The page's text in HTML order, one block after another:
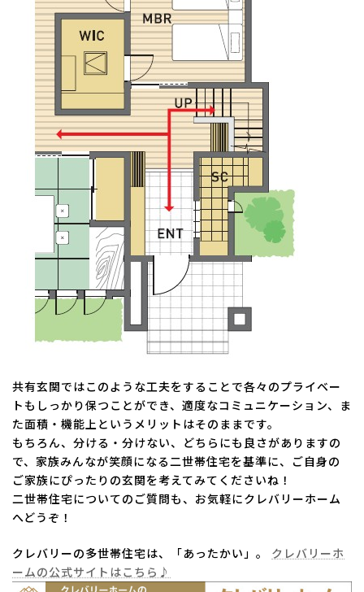
共有玄関ではこのような工夫をすることで各々のプライベー
トもしっかり保つことができ、適度なコミュニケーション、ま
た面積・機能上というメリットはそのままです。
もちろん、分ける・分けない、どちらにも良さがありますの
で、家族みんなが笑顔になる二世帯住宅を基準に、ご自身の
ご家族にぴったりの玄関を考えてみてくださいね！
二世帯住宅についてのご質問も、お気軽にクレバリーホーム
へどうぞ！
クレバリーの多世帯住宅は、「あったかい」。 クレバリーホ
ームの公式サイトはこちら♪